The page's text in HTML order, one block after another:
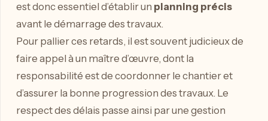
est donc essentiel d’établir un planning précis
avant le démarrage des travaux.
Pour pallier ces retards, il est souvent judicieux de
faire appel à un maître d’œuvre, dont la
responsabilité est de coordonner le chantier et
d’assurer la bonne progression des travaux. Le
respect des délais passe ainsi par une gestion